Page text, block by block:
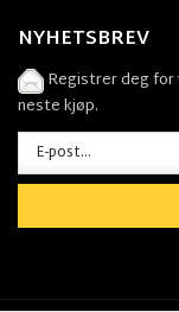
NYHETSBREV
Registrer deg
neste kjøp.